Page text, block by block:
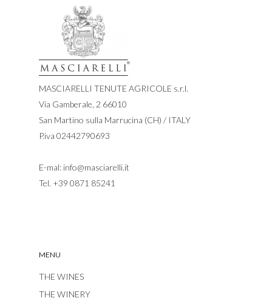
MASCIARELLI TENUTE AGRICOLE s.r.l.
Via Gamberale, 2 66010
San Martino sulla Marrucina (CH) / ITALY
P.iva 02442790693
E-mal: info@masciarelli.it
Tel. +39 0871 85241
MENU
THE WINES
THE WINERY